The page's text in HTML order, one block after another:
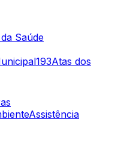
Saúde
193Atas dos
Assistência